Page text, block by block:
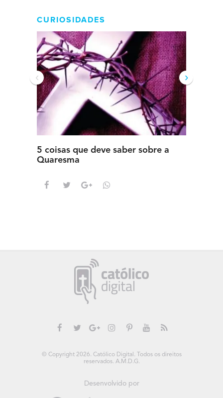
CURIOSIDADES
5 coisas que deve saber sobre a
Quaresma
‹ ›
© Copyright 2026. Católico Digital. Todos os direitos
reservados. A.M.D.G.
Desenvolvido por